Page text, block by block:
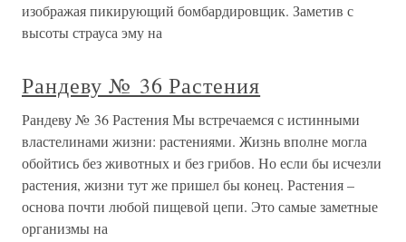
изображая пикирующий бомбардировщик. Заметив с
высоты страуса эму на
Рандеву № 36 Растения
Рандеву № 36 Растения Мы встречаемся с истинными
властелинами жизни: растениями. Жизнь вполне могла
обойтись без животных и без грибов. Но если бы исчезли
растения, жизни тут же пришел бы конец. Растения –
основа почти любой пищевой цепи. Это самые заметные
организмы на